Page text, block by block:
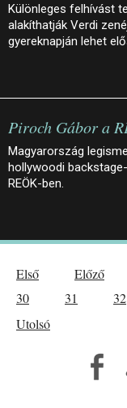
Különleges felhívást
alakíthatják Verdi
gyereknapján lehet
Piroch Gábor a
Magyarország
hollywoodi
REÖK-ben.
Első Előző
30
31 32
Utolsó